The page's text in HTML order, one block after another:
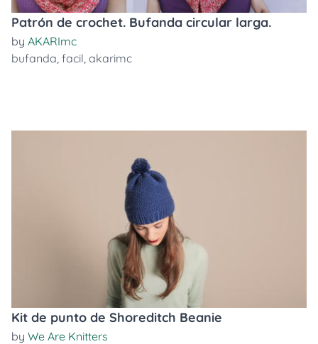
Patrón de crochet. Bufanda circular larga.
by AKARImc
bufanda, facil, akarimc
Kit de punto de Shoreditch Beanie
by We Are Knitters